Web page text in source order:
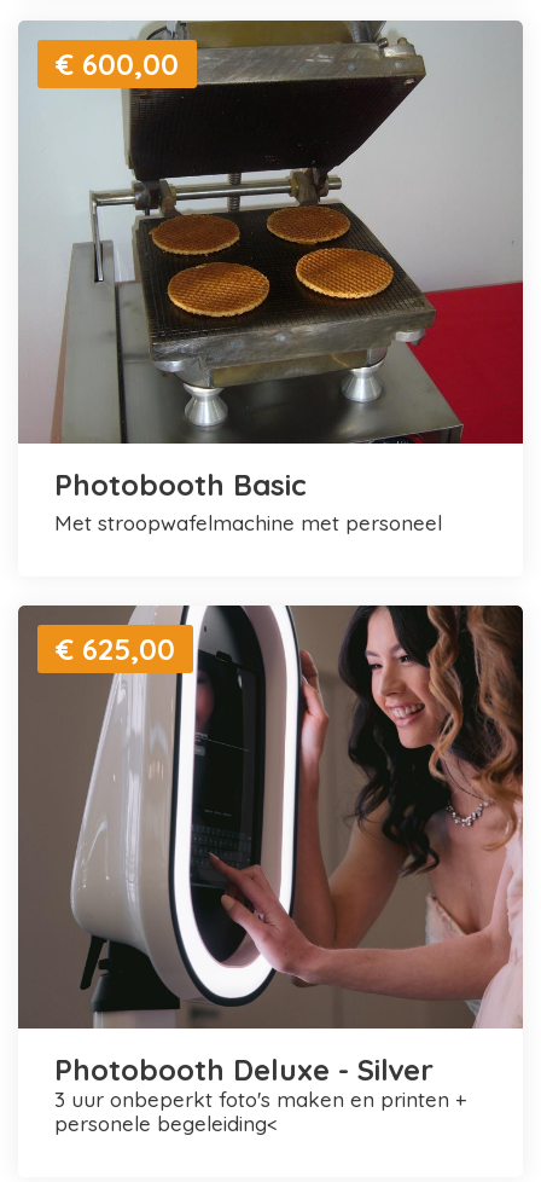
€ 600,00
Photobooth Basic
met stroopwafelmachine met personeel
€ 625,00
Photobooth Deluxe - Silver
3 uur onbeperkt foto's maken en printen +
personele begeleiding<